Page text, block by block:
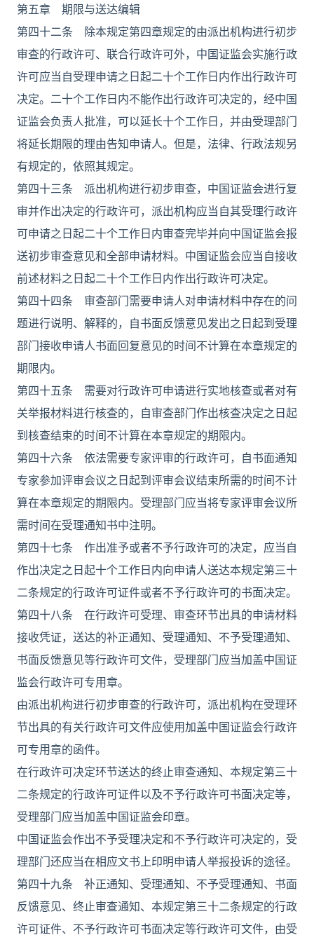
第五章 期限与送达编辑
第四十二条 除本规定第四章规定的由派出机构进行初步
审查的行政许可、联合行政许可外，中国证监会实施行政
许可应当自受理申请之日起二十个工作日内作出行政许可
决定。二十个工作日内不能作出行政许可决定的，经中国
证监会负责人批准，可以延长十个工作日，并由受理部门
将延长期限的理由告知申请人。但是，法律、行政法规另
有规定的，依照其规定。
第四十三条 派出机构进行初步审查，中国证监会进行复
审并作出决定的行政许可，派出机构应当自其受理行政许
可申请之日起二十个工作日内审查完毕并向中国证监会报
送初步审查意见和全部申请材料。中国证监会应当自接收
前述材料之日起二十个工作日内作出行政许可决定。
第四十四条 审查部门需要申请人对申请材料中存在的问
题进行说明、解释的，自书面反馈意见发出之日起到受理
部门接收申请人书面回复意见的时间不计算在本章规定的
期限内。
第四十五条 需要对行政许可申请进行实地核查或者对有
关举报材料进行核查的，自审查部门作出核查决定之日起
到核查结束的时间不计算在本章规定的期限内。
第四十六条 依法需要专家评审的行政许可，自书面通知
专家参加评审会议之日起到评审会议结束所需的时间不计
算在本章规定的期限内。受理部门应当将专家评审会议所
需时间在受理通知书中注明。
第四十七条 作出准予或者不予行政许可的决定，应当自
作出决定之日起十个工作日内向申请人送达本规定第三十
二条规定的行政许可证件或者不予行政许可的书面决定。
第四十八条 在行政许可受理、审查环节出具的申请材料
接收凭证，送达的补正通知、受理通知、不予受理通知、
书面反馈意见等行政许可文件，受理部门应当加盖中国证
监会行政许可专用章。
由派出机构进行初步审查的行政许可，派出机构在受理环
节出具的有关行政许可文件应使用加盖中国证监会行政许
可专用章的函件。
在行政许可决定环节送达的终止审查通知、本规定第三十
二条规定的行政许可证件以及不予行政许可书面决定等，
受理部门应当加盖中国证监会印章。
中国证监会作出不予受理决定和不予行政许可决定的，受
理部门还应当在相应文书上印明申请人举报投诉的途径。
第四十九条 补正通知、受理通知、不予受理通知、书面
反馈意见、终止审查通知、本规定第三十二条规定的行政
许可证件、不予行政许可书面决定等行政许可文件，由受